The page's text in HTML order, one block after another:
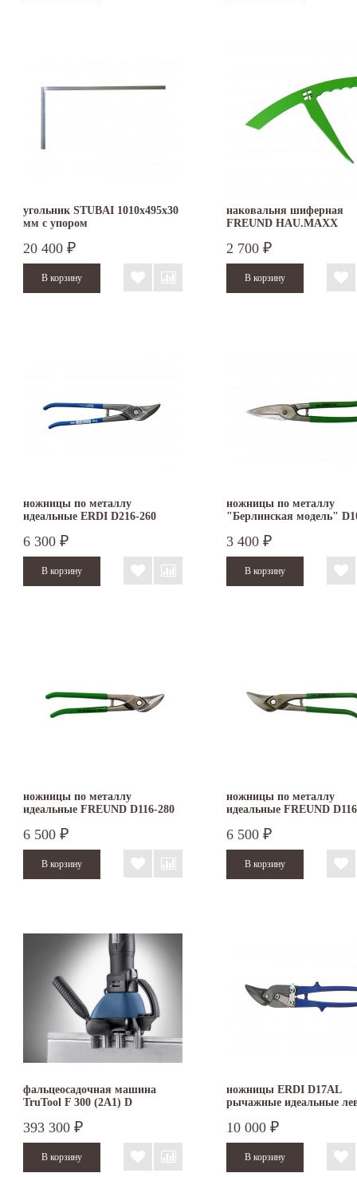
угольник STUBAI 1010х495х30
мм с упором
20 400 ₽
наковальня шиферная
FREUND HAU.MAXX
2 700 ₽
ножницы по металлу
идеальные ERDI D216-260
6 300 ₽
ножницы по металлу
"Берлинская модель"
3 400 ₽
ножницы по металлу
идеальные FREUND D116-280
6 500 ₽
ножницы по металлу
идеальные FREUND
6 500 ₽
фальцеосадочная машина
TruTool F 300 (2A1) D
393 300 ₽
ножницы ERDI D17AL
рычажные идеальные
10 000 ₽